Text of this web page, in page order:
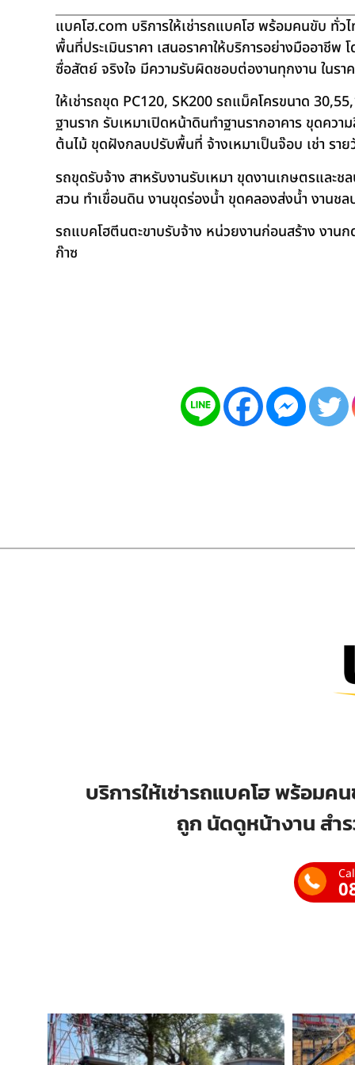
แบคโฮ.com บริการให้เช่ารถแบคโฮ พร้อมคนขับ ทั่ว
พื้นที่ประเมินราคา เสนอราคาให้บริการอย่างมืออาชี
ซื่อสัตย์ จริงใจ มีความรับผิดชอบต่องานทุกงาน ในรา
ให้เช่ารถขุด PC120, SK200 รถแม็คโครขนาด
ฐานราก รับเหมาเปิดหน้าดินทำฐานรากอาคาร ขุดค
ต้นไม้ ขุดฝังกลบปรับพื้นที่ จ้างเหมาเป็นจ๊อบ เช่า ราย
รถขุดรับจ้าง สาหรับงานรับเหมา ขุดงานเกษตรและ
สวน ทำเขื่อนดิน งานขุดร่องน้ำ ขุดคลองส่งน้ำ งานช
รถแบคโฮตีนตะขาบรับจ้าง หน่วยงานก่อนสร้าง งาน
ก๊าซ
บริการให้เช่ารถแบคโฮ พร้อมค
ถูก นัดดูหน้างาน สำ